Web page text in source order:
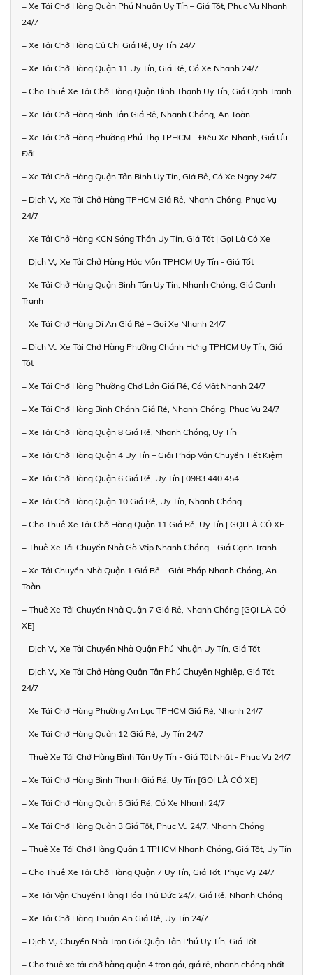
+ Xe Tải Chở Hàng Quận Phú Nhuận Uy Tín – Giá Tốt, Phục Vụ Nhanh
24/7
+ Xe Tải Chở Hàng Củ Chi Giá Rẻ, Uy Tín 24/7
+ Xe Tải Chở Hàng Quận 11 Uy Tín, Giá Rẻ, Có Xe Nhanh 24/7
+ Cho Thuê Xe Tải Chở Hàng Quận Bình Thạnh Uy Tín, Giá Cạnh Tranh
+ Xe Tải Chở Hàng Bình Tân Giá Rẻ, Nhanh Chóng, An Toàn
+ Xe Tải Chở Hàng Phường Phú Thọ TPHCM - Điều Xe Nhanh, Giá Ưu
Đãi
+ Xe Tải Chở Hàng Quận Tân Bình Uy Tín, Giá Rẻ, Có Xe Ngay 24/7
+ Dịch Vụ Xe Tải Chở Hàng TPHCM Giá Rẻ, Nhanh Chóng, Phục Vụ
24/7
+ Xe Tải Chở Hàng KCN Sóng Thần Uy Tín, Giá Tốt | Gọi Là Có Xe
+ Dịch Vụ Xe Tải Chở Hàng Hóc Môn TPHCM Uy Tín - Giá Tốt
+ Xe Tải Chở Hàng Quận Bình Tân Uy Tín, Nhanh Chóng, Giá Cạnh
Tranh
+ Xe Tải Chở Hàng Dĩ An Giá Rẻ – Gọi Xe Nhanh 24/7
+ Dịch Vụ Xe Tải Chở Hàng Phường Chánh Hưng TPHCM Uy Tín, Giá
Tốt
+ Xe Tải Chở Hàng Phường Chợ Lớn Giá Rẻ, Có Mặt Nhanh 24/7
+ Xe Tải Chở Hàng Bình Chánh Giá Rẻ, Nhanh Chóng, Phục Vụ 24/7
+ Xe Tải Chở Hàng Quận 8 Giá Rẻ, Nhanh Chóng, Uy Tín
+ Xe Tải Chở Hàng Quận 4 Uy Tín – Giải Pháp Vận Chuyển Tiết Kiệm
+ Xe Tải Chở Hàng Quận 6 Giá Rẻ, Uy Tín | 0983 440 454
+ Xe Tải Chở Hàng Quận 10 Giá Rẻ, Uy Tín, Nhanh Chóng
+ Cho Thuê Xe Tải Chở Hàng Quận 11 Giá Rẻ, Uy Tín | GỌI LÀ CÓ XE
+ Thuê Xe Tải Chuyển Nhà Gò Vấp Nhanh Chóng – Giá Cạnh Tranh
+ Xe Tải Chuyển Nhà Quận 1 Giá Rẻ – Giải Pháp Nhanh Chóng, An
Toàn
+ Thuê Xe Tải Chuyển Nhà Quận 7 Giá Rẻ, Nhanh Chóng [GỌI LÀ CÓ
XE]
+ Dịch Vụ Xe Tải Chuyển Nhà Quận Phú Nhuận Uy Tín, Giá Tốt
+ Dịch Vụ Xe Tải Chở Hàng Quận Tân Phú Chuyên Nghiệp, Giá Tốt,
24/7
+ Xe Tải Chở Hàng Phường An Lạc TPHCM Giá Rẻ, Nhanh 24/7
+ Xe Tải Chở Hàng Quận 12 Giá Rẻ, Uy Tín 24/7
+ Thuê Xe Tải Chở Hàng Bình Tân Uy Tín - Giá Tốt Nhất - Phục Vụ 24/7
+ Xe Tải Chở Hàng Bình Thạnh Giá Rẻ, Uy Tín [GỌI LÀ CÓ XE]
+ Xe Tải Chở Hàng Quận 5 Giá Rẻ, Có Xe Nhanh 24/7
+ Xe Tải Chở Hàng Quận 3 Giá Tốt, Phục Vụ 24/7, Nhanh Chóng
+ Thuê Xe Tải Chở Hàng Quận 1 TPHCM Nhanh Chóng, Giá Tốt, Uy Tín
+ Cho Thuê Xe Tải Chở Hàng Quận 7 Uy Tín, Giá Tốt, Phục Vụ 24/7
+ Xe Tải Vận Chuyển Hàng Hóa Thủ Đức 24/7, Giá Rẻ, Nhanh Chóng
+ Xe Tải Chở Hàng Thuận An Giá Rẻ, Uy Tín 24/7
+ Dịch Vụ Chuyển Nhà Trọn Gói Quận Tân Phú Uy Tín, Giá Tốt
+ Cho thuê xe tải chở hàng quận 4 trọn gói, giá rẻ, nhanh chóng nhất